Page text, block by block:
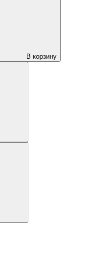
В корзину